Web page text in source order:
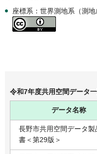
座標系：世界測地系（測
令和7年度共用空間データ
データ名称
長野市共用空間データ製
書＜第29版＞